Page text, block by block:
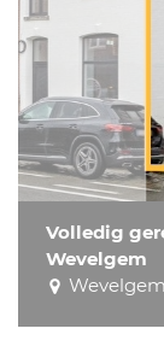
Volledig
Wevelgem
Wevelgem